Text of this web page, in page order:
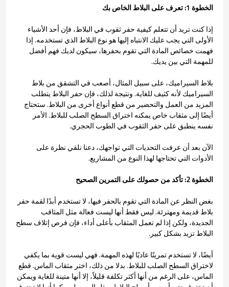
الخطوة 1: تعرف على البلاط الخاص بك
إذا كنت تريد أن تتعلم كيفية حفر ثقوب في البلاط، فإن أحد الأشياء
الأولى التي يجب عليك الانتباه إليها هو نوع البلاط الذي تستخدمه. إذا
فهمت خصائص المادة التي تقوم بحفرها، سيكون لديك فهم أفضل
للمهمة التي بين يديك.
بلاط السيراميك، على سبيل المثال، أصعب في التشقق من بلاط
السيراميك لأنه كثيف للغاية. ونتيجة لذلك، فإن حفر البلاط يتطلب
المزيد من العمل والتحضير من قطع أنواع أخرى من البلاط. ستحتاج
أيضًا إلى مثقاب خاص يمكنه اختراق السطح الصلب للبلاط. الأمر
نفسه ينطبق على حفر الثقوب في الطوب الحجري.
الآن بعد أن عرفت التحديات التي تواجهك، دعنا نلقي نظرة على
الأدوات التي تحتاجها لهذا النوع من المشاريع.
الخطوة 2: تأكد من حصولك على التمرين الصحيح
بغض النظر عن المادة التي تقوم بالحفر فيها، لا تستخدم أبدًا لقمة حفر
بلاط قديمة ومهترئة. ليس فقط أنها ليست فعالة مثل المثاقب
الجديدة، ولكن إذا لم تعمل المثقاب بأعلى أداء، فإن فرص إتلاف سطح
البلاط تزيد بشكل كبير.
أيضًا، لا تستخدم تمرينًا عاديًا لهذه المهمة. فهي ليست قوية بما يكفي
لاختراق السطح الصلب للبلاط. بدلا من ذلك، اختر مثقاب الماس. قطع
الماس، على الرغم من أنها أكثر تكلفة قليلاً، إلا أنها متينة للغاية ويمكن